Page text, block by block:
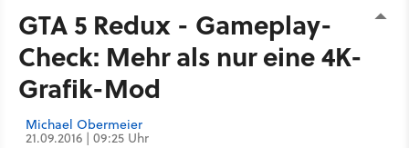
GTA 5 Redux - Gameplay-
Check: Mehr als nur eine 4K-
Grafik-Mod
Michael Obermeier
21.09.2016 | 09:25 Uhr